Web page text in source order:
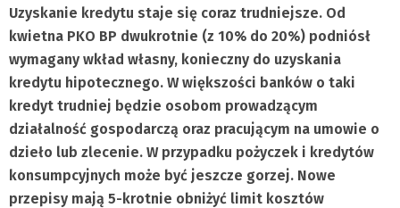
Uzyskanie kredytu staje się coraz trudniejsze. Od
kwietna PKO BP dwukrotnie (z 10% do 20%) podniósł
wymagany wkład własny, konieczny do uzyskania
kredytu hipotecznego. W większości banków o taki
kredyt trudniej będzie osobom prowadzącym
działalność gospodarczą oraz pracującym na umowie o
dzieło lub zlecenie. W przypadku pożyczek i kredytów
konsumpcyjnych może być jeszcze gorzej. Nowe
przepisy mają 5-krotnie obniżyć limit kosztów